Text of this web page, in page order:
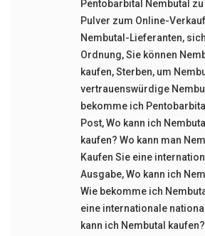
Pentobarbital Nembutal
Pulver zum Online-Verkauf
Nembutal-Lieferanten,
Ordnung,Sie können
kaufen,Sterben, um
vertrauenswürdige
bekomme ich
Post,Wo kann ich
kaufen? Wo kann man
Kaufen Sie eine
Ausgabe,Wo kann ich
Wie bekomme ich
eine internationale
kann ich Nembutal